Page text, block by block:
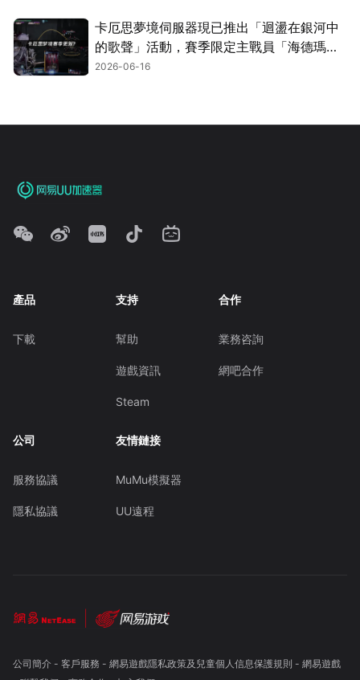
卡厄思夢境伺服器現已推出「迴盪在銀河中
的歌聲」活動，賽季限定主戰員「海德瑪
麗」同步登場！
2026-06-16
產品
下載
支持
幫助
遊戲資訊
Steam
合作
業務咨詢
網吧合作
公司
服務協議
隱私協議
友情鏈接
MuMu模擬器
UU遠程
公司簡介- 客戶服務 - 網易遊戲隱私政策及兒童個人信息保護規則 - 網易遊戲